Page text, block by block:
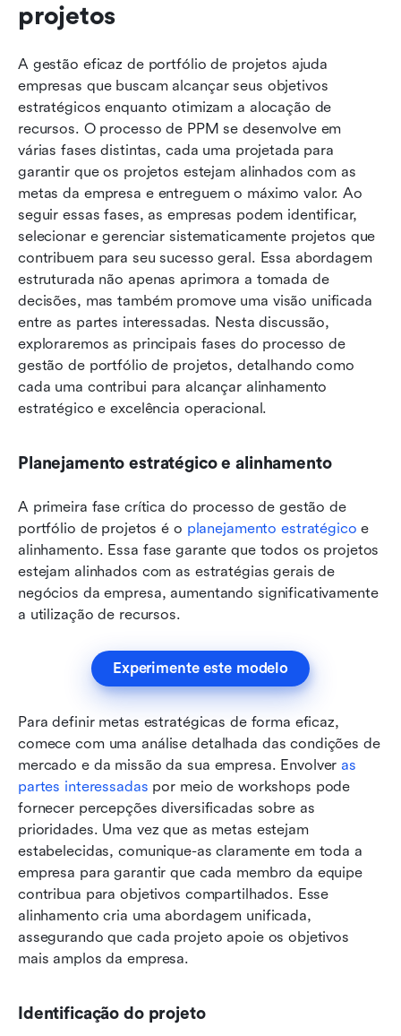
projetos
A gestão eficaz de portfólio de projetos ajuda
empresas que buscam alcançar seus objetivos
estratégicos enquanto otimizam a alocação de
recursos. O processo de PPM se desenvolve em
várias fases distintas, cada uma projetada para
garantir que os projetos estejam alinhados com as
metas da empresa e entreguem o máximo valor. Ao
seguir essas fases, as empresas podem identificar,
selecionar e gerenciar sistematicamente projetos que
contribuem para seu sucesso geral. Essa abordagem
estruturada não apenas aprimora a tomada de
decisões, mas também promove uma visão unificada
entre as partes interessadas. Nesta discussão,
exploraremos as principais fases do processo de
gestão de portfólio de projetos, detalhando como
cada uma contribui para alcançar alinhamento
estratégico e excelência operacional.
Planejamento estratégico e alinhamento
A primeira fase crítica do processo de gestão de
portfólio de projetos é o planejamento estratégico e
alinhamento. Essa fase garante que todos os projetos
estejam alinhados com as estratégias gerais de
negócios da empresa, aumentando significativamente
a utilização de recursos.
Experimente este modelo
Para definir metas estratégicas de forma eficaz,
comece com uma análise detalhada das condições de
mercado e da missão da sua empresa. Envolver as
partes interessadas por meio de workshops pode
fornecer percepções diversificadas sobre as
prioridades. Uma vez que as metas estejam
estabelecidas, comunique-as claramente em toda a
empresa para garantir que cada membro da equipe
contribua para objetivos compartilhados. Esse
alinhamento cria uma abordagem unificada,
assegurando que cada projeto apoie os objetivos
mais amplos da empresa.
Identificação do projeto